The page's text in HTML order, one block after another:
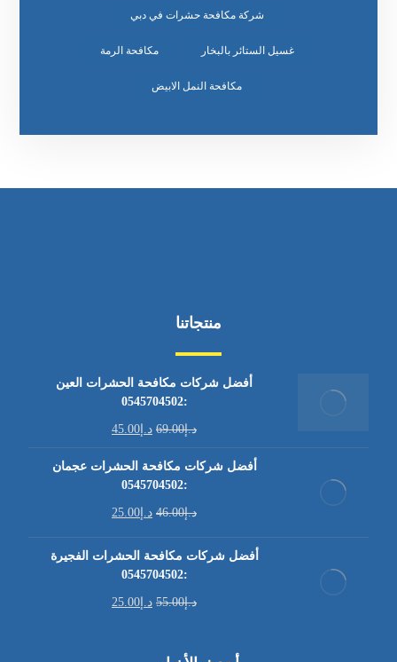
شركة مكافحة حشرات في دبي
غسيل الستائر بالبخار مكافحة الرمة
مكافحة النمل الابيض
منتجاتنا
أفضل شركات مكافحة الحشرات العين
:0545704502
د.إ69.00 د.إ 45.00
أفضل شركات مكافحة الحشرات عجمان
:0545704502
د.إ46.00 د.إ 25.00
أفضل شركات مكافحة الحشرات الفجيرة
:0545704502
د.إ55.00 د.إ 25.00